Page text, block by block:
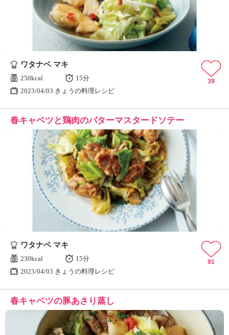
ワタナベ マキ
250kcal
15分
2023/04/03 きょうの料理レシピ
39
春キャベツと鶏肉のバターマスタードソテー
ワタナベ マキ
230kcal
15分
2023/04/03 きょうの料理レシピ
91
春キャベツの豚あさり蒸し